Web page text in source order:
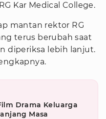
Kar Medical College.
mantan rektor RG
terus berubah saat
diperiksa lebih lanjut.
Drama Keluarga
Masa